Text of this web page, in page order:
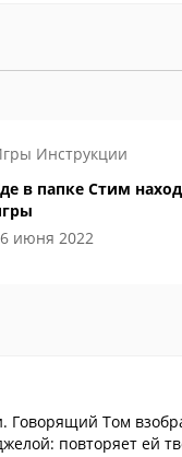
Инструкции
в папке Стим
июня 2022
повторяет ей